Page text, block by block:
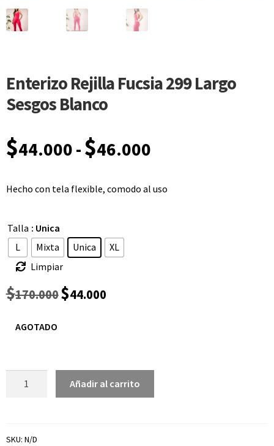
Enterizo Rejilla Fucsia 299 Largo
Sesgos Blanco
$44.000-$46.000
Hecho con tela flexible, comodo al uso
Talla : Unica
L
Mixta Unica
XL
Limpiar
$170.000$44.000
AGOTADO
Añadir al carrito
SKU: N/D